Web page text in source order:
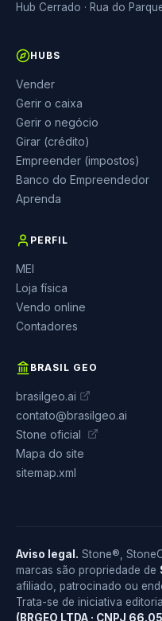
Hub Cerrado · Rua do
HUBS
Vender
Gerir o caixa
Gerir o negócio
Girar (crédito)
Empreender (impostos)
Banco do Empreendedor
Aprenda
PERFIL
MEI
Loja física
Vendo online
Contadores
BRASIL GEO
brasilgeo.ai
contato@brasilgeo.ai
Stone oficial
Mapa do site
sitemap.xml
Aviso legal. Stone®,
marcas são propriedade de
afiliado, patrocinado ou
Trata-se de iniciativa
(BRGEO LTDA · CNPJ